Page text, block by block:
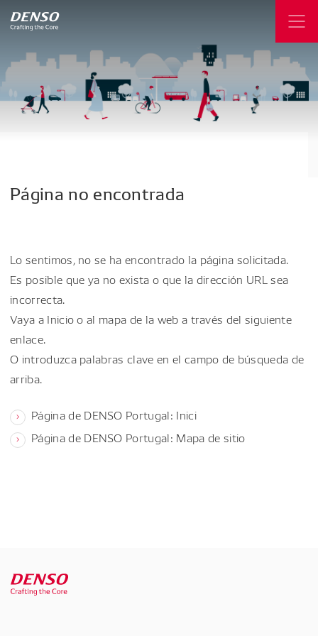
Página no encontrada
Lo sentimos, no se ha encontrado la página solicitada.
Es posible que ya no exista o que la dirección URL sea
incorrecta.
Vaya a Inicio o al mapa de la web a través del siguiente
enlace.
O introduzca palabras clave en el campo de búsqueda de
arriba.
Página de DENSO Portugal: Inici
Página de DENSO Portugal: Mapa de sitio